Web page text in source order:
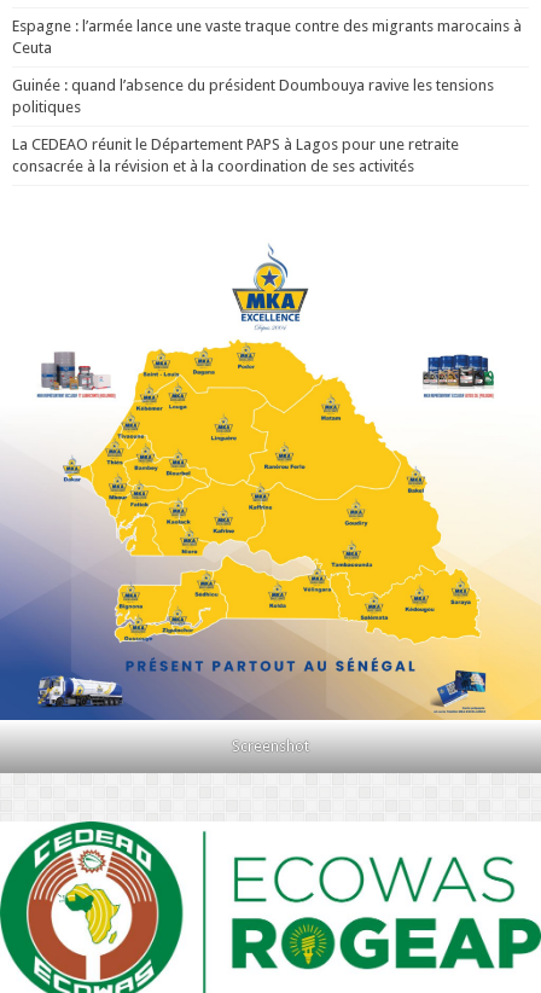
Espagne : l’armée lance une vaste traque contre des migrants marocains à
Ceuta
Guinée : quand l’absence du président Doumbouya ravive les tensions
politiques
La CEDEAO réunit le Département PAPS à Lagos pour une retraite
consacrée à la révision et à la coordination de ses activités
Screenshot